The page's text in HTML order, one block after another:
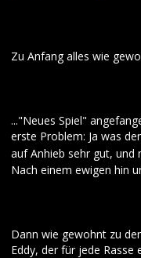
Zu Anfang alles wie
..."Neues Spiel"
erste Problem: Ja was
auf Anhieb sehr gut, und
Nach einem ewigen hin
Dann wie gewohnt zu
Eddy, der für jede Rasse